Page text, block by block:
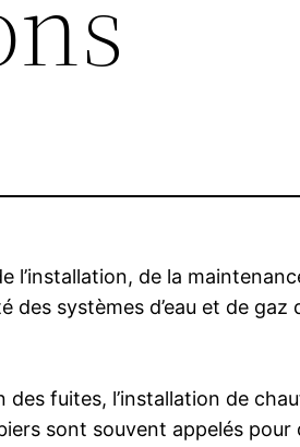
l’installation, de la
systèmes d’eau et de
fuites, l’installation de
sont souvent appelés